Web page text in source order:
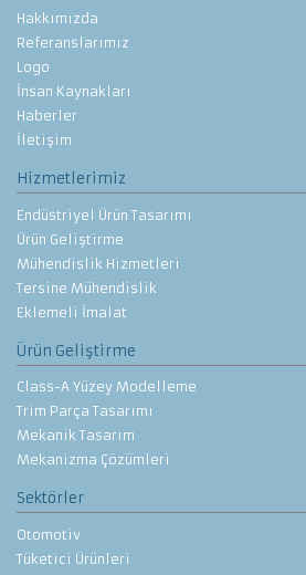
Hakkımızda
Referanslarımız
Logo
İnsan Kaynakları
Haberler
İletişim
Hizmetlerimiz
Endüstriyel Ürün Tasarımı
Ürün Geliştirme
Mühendislik Hizmetleri
Tersine Mühendislik
Eklemeli İmalat
Ürün Geliştirme
Class-A Yüzey Modelleme
Trim Parça Tasarımı
Mekanik Tasarım
Mekanizma Çözümleri
Sektörler
Otomotiv
Tüketici Ürünleri